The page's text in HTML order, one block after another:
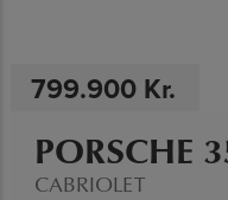
799.900 Kr.
PORSCHE
CABRIOLET